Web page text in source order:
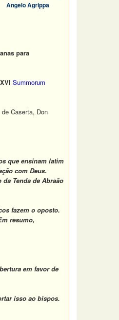
Angelo Agrippa
para
Summorum
de Caserta, Don
que ensinam latim
com Deus.
Tenda de Abraão
fazem o oposto.
resumo,
em favor de
isso ao bispos.